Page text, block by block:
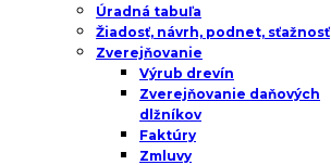
Úradná tabuľa
Žiadosť, návrh, podnet, sťažnosť
Zverejňovanie
Výrub drevín
Zverejňovanie daňových
dlžníkov
Faktúry
Zmluvy